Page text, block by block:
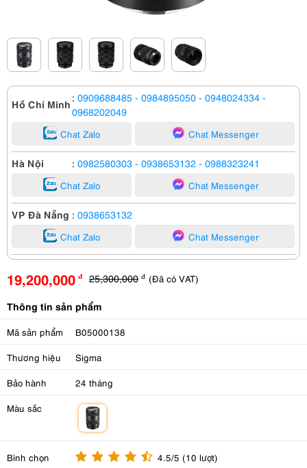
Hồ Chí Minh : 0909688485 - 0984895050 - 0948024334 -
0968202049
Chat Zalo Chat Messenger
Hà Nội : 0982580303 - 0938653132 - 0988323241
Chat Zalo Chat Messenger
VP Đà Nẵng : 0938653132
Chat Zalo Chat Messenger
19,200,000 đ 25,300,000 đ (Đã có VAT)
Thông tin sản phẩm
Mã sản phẩm B05000138
Thương hiệu Sigma
Bảo hành 24 tháng
Màu sắc
Bình chọn 4.5/5 (10 lượt)